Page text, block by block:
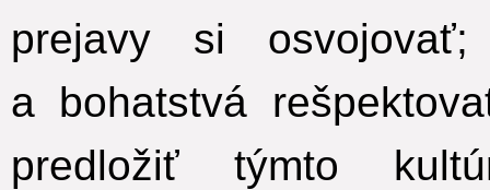
prejavy si
a bohatstvá
predložiť týmto